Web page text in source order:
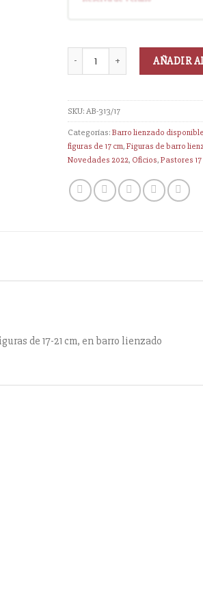
AÑADIR
SKU:AB-313/17
Categorías:Barro lienzado
figuras de 17 cm,Figuras de barro
Novedades 2022, Oficios,Pastores 17
de 17-21 cm, en barro lienzado